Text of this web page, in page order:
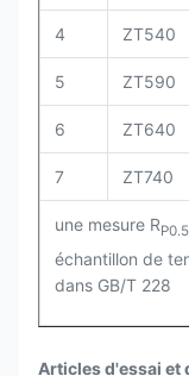
4 ZT540
5 ZT590
6 ZT640
7 ZT740
une mesure RP0.5
échantillon de
dans GB/T 228
Articles d'essai et